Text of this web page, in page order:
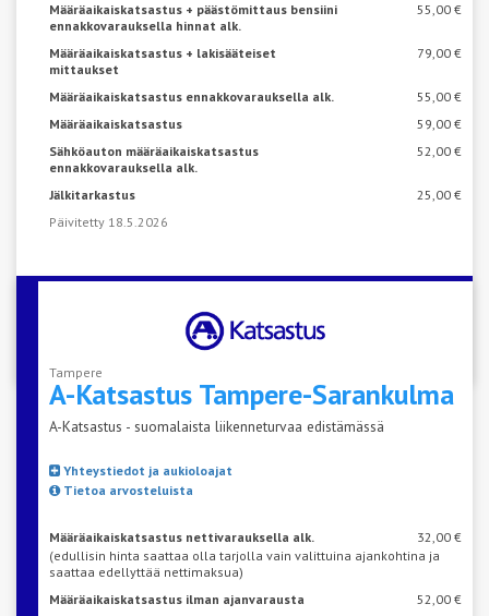
Määräaikaiskatsastus + päästömittaus bensiini
ennakkovarauksella hinnat alk.
55,00 €
Määräaikaiskatsastus + lakisääteiset
mittaukset
79,00 €
Määräaikaiskatsastus ennakkovarauksella alk.
55,00 €
Määräaikaiskatsastus
59,00 €
Sähköauton määräaikaiskatsastus
ennakkovarauksella alk.
52,00 €
Jälkitarkastus
25,00 €
Päivitetty 18.5.2026
VARAA AIKA KATSASTUKSEEN
Tampere
A-Katsastus Tampere-Sarankulma
A-Katsastus - suomalaista liikenneturvaa edistämässä
Yhteystiedot ja aukioloajat
Tietoa arvosteluista
Määräaikaiskatsastus nettivarauksella alk.
32,00 €
(edullisin hinta saattaa olla tarjolla vain valittuina ajankohtina ja
saattaa edellyttää nettimaksua)
Määräaikaiskatsastus ilman ajanvarausta
52,00 €